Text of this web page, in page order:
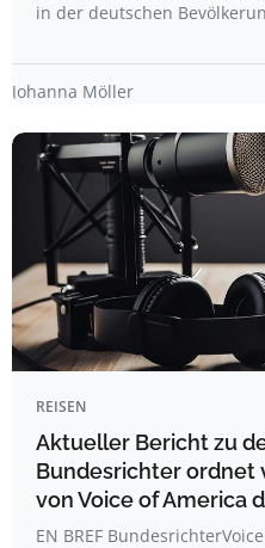
in der deutschen
Johanna Möller
REISEN
Aktueller Bericht zu
Bundesrichter ordnet
von Voice of America
EN BREF